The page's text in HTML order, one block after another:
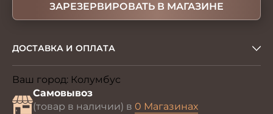
ЗАРЕЗЕРВИРОВАТЬ В МАГАЗИНЕ
ДОСТАВКА И ОПЛАТА
Ваш город: Колумбус
Самовывоз
(товар в наличии) в 0 Магазинах